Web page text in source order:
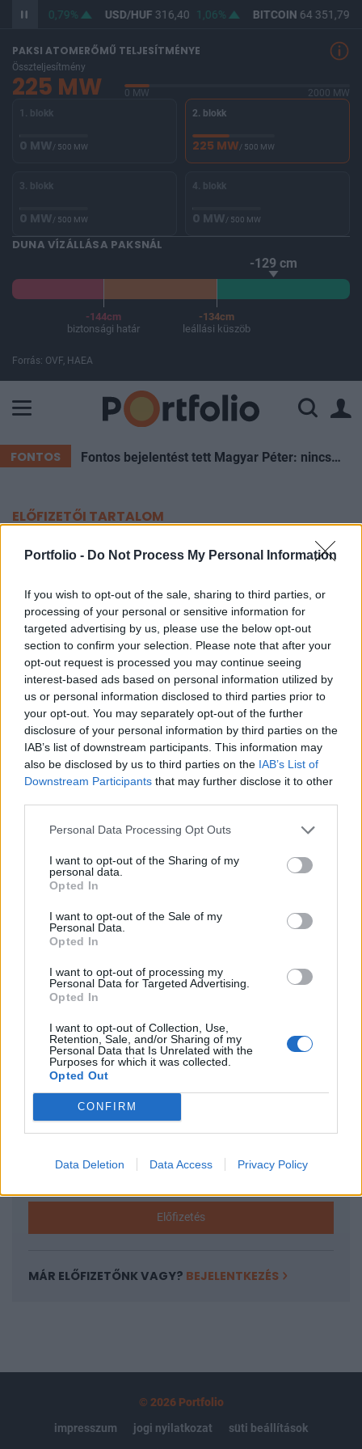
Portfolio - Do Not Process My Personal Information
If you wish to opt-out of the sale, sharing to third parties, or
processing of your personal or sensitive information for
targeted advertising by us, please use the below opt-out
section to confirm your selection. Please note that after your
opt-out request is processed you may continue seeing
interest-based ads based on personal information utilized by
us or personal information disclosed to third parties prior to
your opt-out. You may separately opt-out of the further
disclosure of your personal information by third parties on the
IAB’s list of downstream participants. This information may
also be disclosed by us to third parties on the IAB’s List of
Downstream Participants that may further disclose it to other
Personal Data Processing Opt Outs
I want to opt-out of the Sharing of my
personal data.
Opted In
I want to opt-out of the Sale of my
Personal Data.
Opted In
I want to opt-out of processing my
Personal Data for Targeted Advertising.
Opted In
I want to opt-out of Collection, Use,
Retention, Sale, and/or Sharing of my
Personal Data that Is Unrelated with the
Purposes for which it was collected.
Opted Out
CONFIRM
Data Deletion Data Access Privacy Policy
364,60 0,79% USD/HUF316,40 1,06% BITCOIN64 351,79
PAKSI ATOMERŐMŰ TELJESÍTMÉNYE
Összteljesítmény
225 MW 0 MW
2000 MW
1. blokk
0 MW/ 500 MW
2. blokk
225 MW/ 500 MW
3. blokk
0 MW/ 500 MW
4. blokk
0 MW/ 500 MW
DUNA VÍZÁLLÁSA PAKSNÁL
-129 cm
-144cm
biztonsági határ
-134cm
leállási küszöb
Forrás: OVF, HAEA
FONTOS Fontos bejelentést tett Magyar Péter: nincs szükség az önkéntes fogyasztáscsökkentésre
ELŐFIZETŐI TARTALOM
2015-ig kiépülhet a teljes Kínát
rendszer
MTI
2012. szeptember 14. 08:31
Kuangtung tartományban még az idén,
Sanghajban pedig jövőre indul, és az évtized
közepére egész Kínára kiterjedhet a károsanyag-
kibocsátás fokozottabb kontrollját célzó
kereskedelmi rendszer - írja a Cajhszin (Caixin)
(Guangdong) tartomány a hét elején tette közzé. Eszerint a
keleti part egyik gazdasági központjaként szolgáló, több
vállalatnak otthont adó tartomány mindenekelőtt a
leginkább szennyező iparágak képviselőit, így többek közt
A keresett cikk a portfolio.hu hírarchívumához
tartozik, melynek olvasása előfizetéses
regisztrációhoz kötött.
Az előfizetés a következőket tartalmazza:
Portfolio.hu teljes cikkarchívum
Kötéslisták: BÉT elmúlt 2 év napon belüli
Előfizetés
MÁR ELŐFIZETŐNK VAGY? BEJELENTKEZÉS
© 2026 Portfolio
impresszum
jogi nyilatkozat
süti beállítások